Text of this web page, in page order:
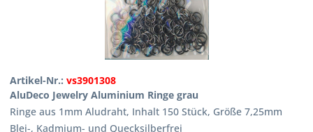
Artikel-Nr.:vs3901308
AluDeco Jewelry Aluminium Ringe grau
Ringe aus 1mm Aludraht, Inhalt 150 Stück, Größe 7,25mm
Blei-, Kadmium- und Quecksilberfrei